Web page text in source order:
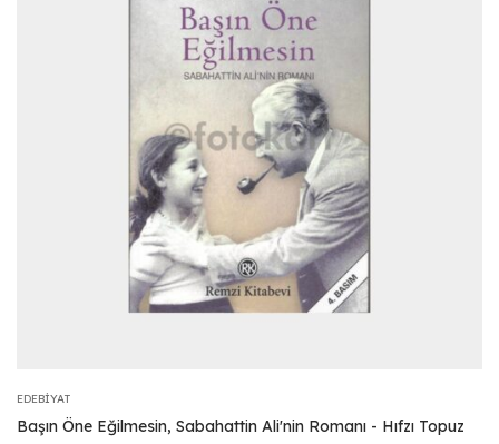
EDEBIYAT
Başın Öne Eğilmesin, Sabahattin Ali'nin Romanı - Hıfzı Topuz